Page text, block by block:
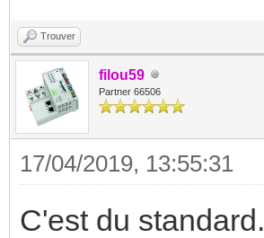
Trouver
filou59
Partner 66506
17/04/2019, 13:55:31
C'est du standard.